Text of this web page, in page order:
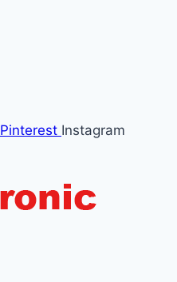
Pinterest Instagram